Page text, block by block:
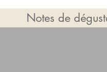
Notes de